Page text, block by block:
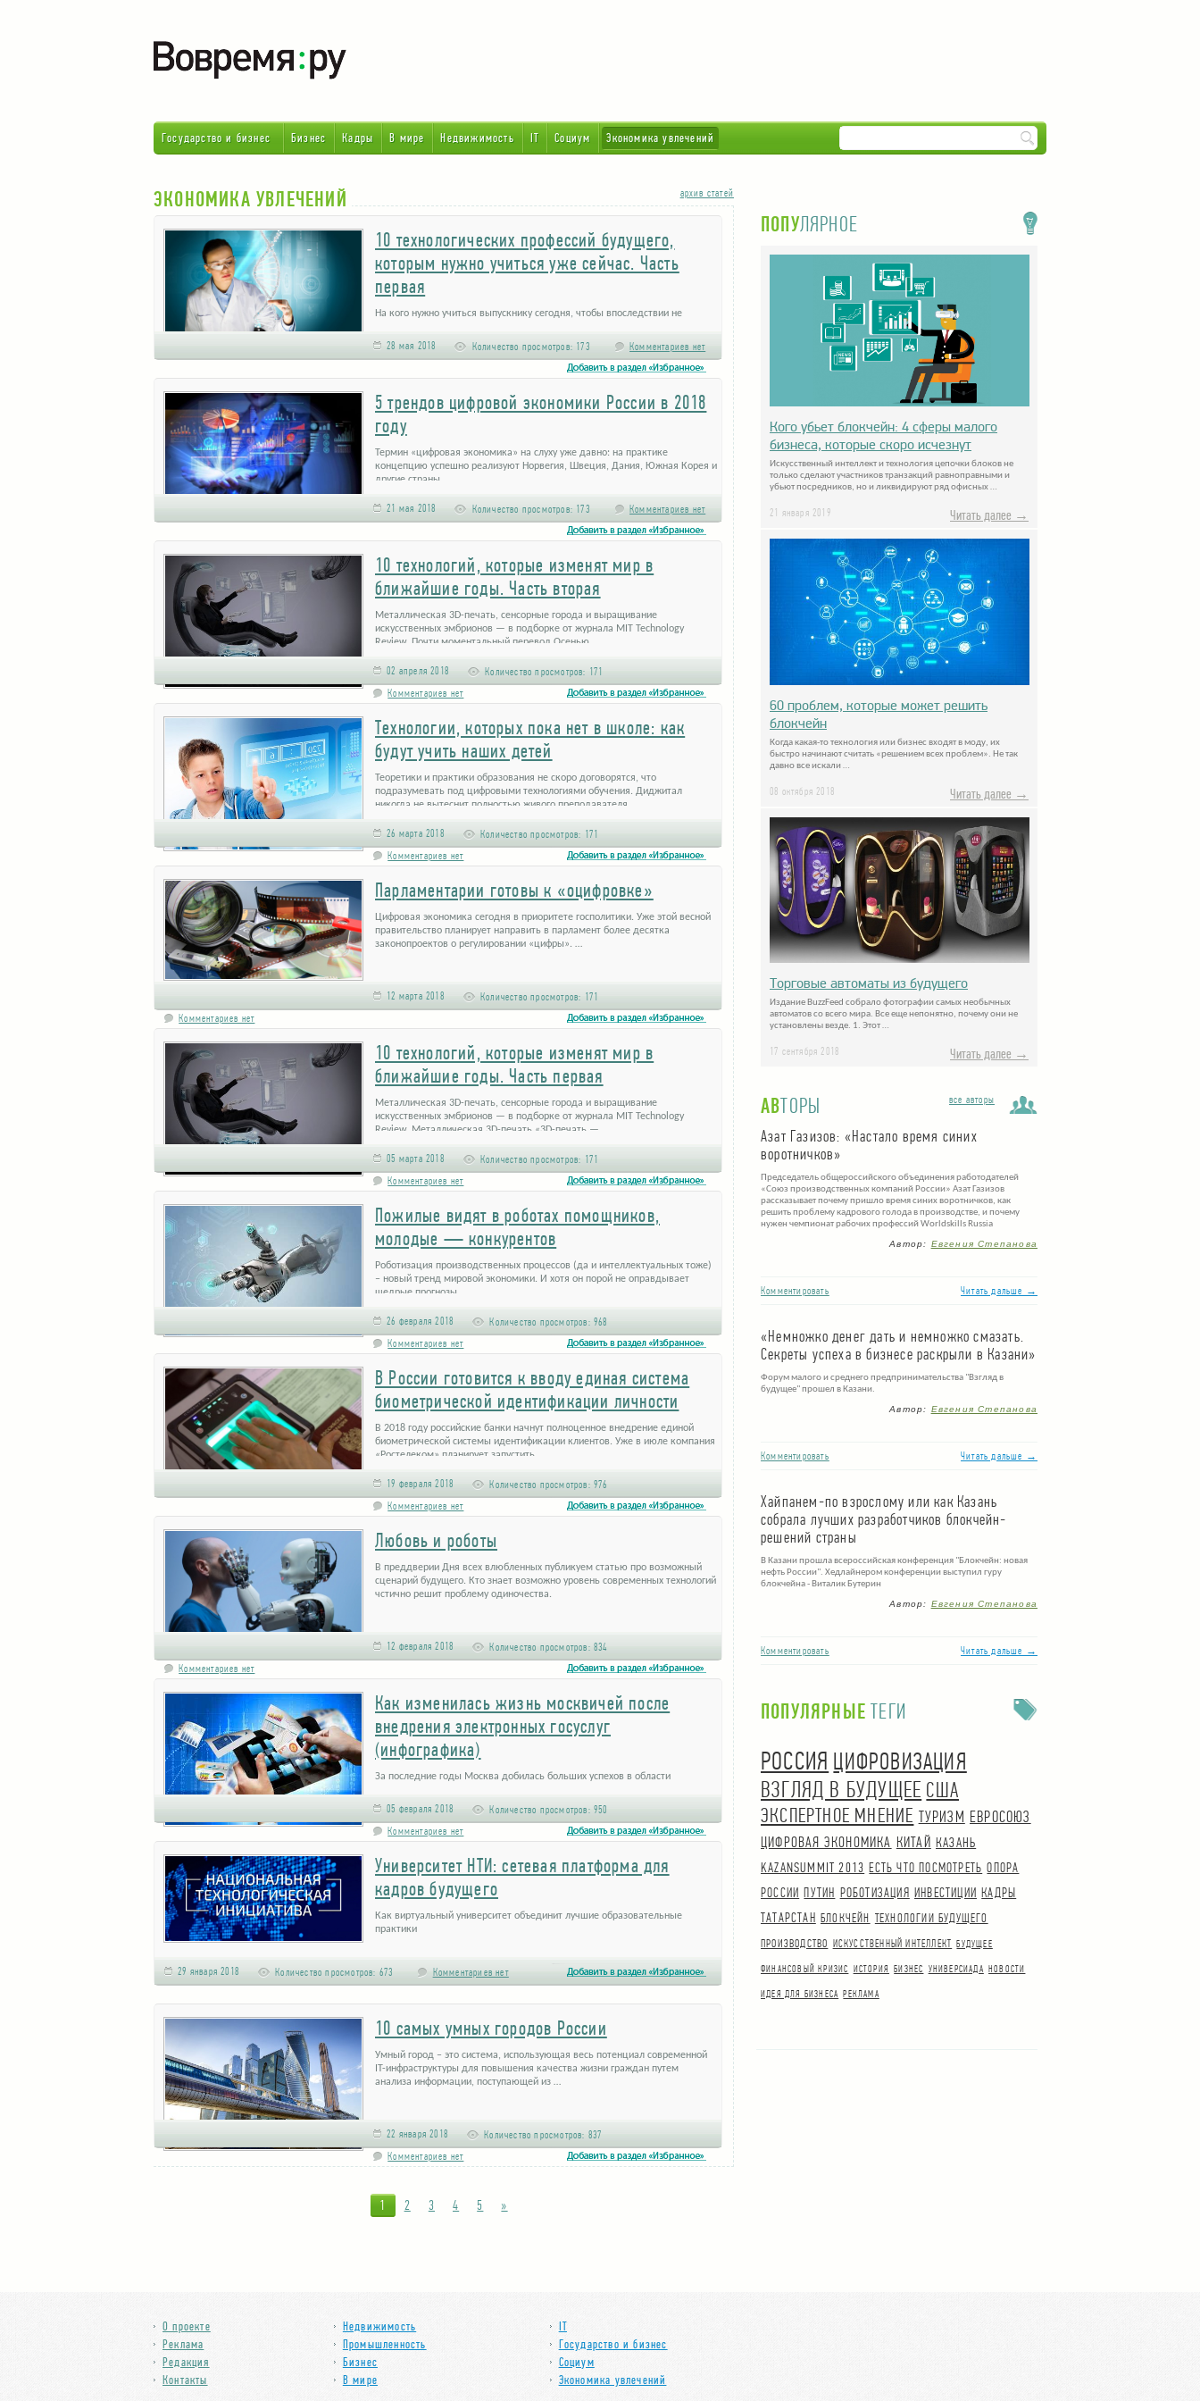
Государство и бизнес Бизнес Кадры В мире Недвижимость IT Социум Экономика увлечений
ЭКОНОМИКА УВЛЕЧЕНИЙ архив статей
10 технологических профессий будущего,
которым нужно учиться уже сейчас. Часть
первая
На кого нужно учиться выпускнику сегодня, чтобы впоследствии не
28 мая 2018 Количество просмотров: 173 Комментариев нет
5 трендов цифровой экономики России в 2018
году
Термин «цифровая экономика» на слуху уже давно: на практике
концепцию успешно реализуют Норвегия, Швеция, Дания, Южная Корея и
другие страны. …
21 мая 2018 Количество просмотров: 173 Комментариев нет
10 технологий, которые изменят мир в
ближайшие годы. Часть вторая
Металлическая 3D-печать, сенсорные города и выращивание
искусственных эмбрионов — в подборке от журнала MIT Technology
Review. Почти моментальный перевод Осенью …
02 апреля 2018 Количество просмотров: 171
Комментариев нет
Технологии, которых пока нет в школе: как
будут учить наших детей
Теоретики и практики образования не скоро договорятся, что
подразумевать под цифровыми технологиями обучения. Диджитал
никогда не вытеснит полностью живого преподавателя …
26 марта 2018 Количество просмотров: 171
Комментариев нет
Парламентарии готовы к «оцифровке»
Цифровая экономика сегодня в приоритете госполитики. Уже этой весной
правительство планирует направить в парламент более десятка
законопроектов о регулировании «цифры». …
12 марта 2018 Количество просмотров: 171
Комментариев нет
10 технологий, которые изменят мир в
ближайшие годы. Часть первая
Металлическая 3D-печать, сенсорные города и выращивание
искусственных эмбрионов — в подборке от журнала MIT Technology
Review. Металлическая 3D-печать «3D-печать — …
05 марта 2018 Количество просмотров: 171
Комментариев нет
Пожилые видят в роботах помощников,
молодые — конкурентов
Роботизация производственных процессов (да и интеллектуальных тоже)
– новый тренд мировой экономики. И хотя он порой не оправдывает
щедрые прогнозы …
26 февраля 2018 Количество просмотров:968
Комментариев нет
В России готовится к вводу единая система
биометрической идентификации личности
В 2018 году российские банки начнут полноценное внедрение единой
биометрической системы идентификации клиентов. Уже в июле компания
«Ростелеком» планирует запустить …
19 февраля 2018 Количество просмотров:976
Комментариев нет
Любовь и роботы
В преддверии Дня всех влюбленных публикуем статью про возможный
сценарий будущего. Кто знает возможно уровень современных технологий
чстично решит проблему одиночества.
12 февраля 2018 Количество просмотров:834
Комментариев нет
Как изменилась жизнь москвичей после
внедрения электронных госуслуг
(инфографика)
За последние годы Москва добилась больших успехов в области
крупнейшими …
05 февраля 2018 Количество просмотров:950
Комментариев нет
Университет НТИ: сетевая платформа для
кадров будущего
Как виртуальный университет объединит лучшие образовательные
практики
29 января 2018 Количество просмотров: 673 Комментариев нет
10 самых умных городов России
Умный город – это система, использующая весь потенциал современной
IT-инфраструктуры для повышения качества жизни граждан путем
анализа информации, поступающей из …
22 января 2018 Количество просмотров: 837
Комментариев нет
1 2 3 4 5 »
ПОПУЛЯРНОЕ
Кого убьет блокчейн: 4 сферы малого
бизнеса, которые скоро исчезнут
Искусственный интеллект и технология цепочки блоков не
только сделают участников транзакций равноправными и
убьют посредников, но и ликвидируют ряд офисных …
21 января 2019 Читать далее →
60 проблем, которые может решить
блокчейн
Когда какая-то технология или бизнес входят в моду, их
быстро начинают считать «решением всех проблем». Не так
давно все искали …
08 октября 2018 Читать далее →
Торговые автоматы из будущего
Издание BuzzFeed собрало фотографии самых необычных
автоматов со всего мира. Все еще непонятно, почему они не
установлены везде. 1. Этот …
17 сентября 2018 Читать далее →
АВТОРЫ все авторы
Азат Газизов: «Настало время синих
воротничков»
Председатель общероссийского объединения работодателей
«Союз производственных компаний России» Азат Газизов
рассказывает почему пришло время синих воротничков, как
решить проблему кадрового голода в производстве, и почему
нужен чемпионат рабочих профессий Worldskills Russia
Автор: Евгения Степанова
Комментировать Читать дальше →
«Немножко денег дать и немножко смазать.
Секреты успеха в бизнесе раскрыли в Казани»
Форум малого и среднего предпринимательства "Взгляд в
будущее" прошел в Казани.
Автор: Евгения Степанова
Комментировать Читать дальше →
Хайпанем-по взрослому или как Казань
собрала лучших разработчиков блокчейн-
решений страны
В Казани прошла всероссийская конференция "Блокчейн: новая
нефть России". Хедлайнером конференции выступил гуру
блокчейна - Виталик Бутерин
Автор: Евгения Степанова
Комментировать Читать дальше →
ПОПУЛЯРНЫЕ ТЕГИ
РОССИЯ ЦИФРОВИЗАЦИЯ
ВЗГЛЯД В БУДУЩЕЕ США
ЭКСПЕРТНОЕ МНЕНИЕ ТУРИЗМ ЕВРОСОЮЗ
ЦИФРОВАЯ ЭКОНОМИКА КИТАЙ КАЗАНЬ
KAZANSUMMIT 2013 ЕСТЬ ЧТО ПОСМОТРЕТЬ ОПОРА
РОССИИ ПУТИН РОБОТИЗАЦИЯ ИНВЕСТИЦИИ КАДРЫ
ТАТАРСТАН БЛОКЧЕЙН ТЕХНОЛОГИИ БУДУЩЕГО
ПРОИЗВОДСТВО ИСКУССТВЕННЫЙ ИНТЕЛЛЕКТ БУДУЩЕЕ
ФИНАНСОВЫЙ КРИЗИС ИСТОРИЯ БИЗНЕС УНИВЕРСИАДА НОВОСТИ
ИДЕЯ ДЛЯ БИЗНЕСА РЕКЛАМА
О проекте
Реклама
Редакция
Контакты
Недвижимость
Промышленность
Бизнес
В мире
IT
Государство и бизнес
Социум
Экономика увлечений